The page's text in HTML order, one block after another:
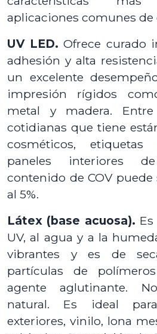
aplicaciones comunes de
UV LED.Ofrece curado
adhesión y alta
un excelente
impresión rígidos
metal y madera.
cotidianas que tiene
cosméticos, etiquetas
paneles interiores
contenido de COV
al 5%.
Látex (base acuosa).
UV, al agua y a la
vibrantes y es de
partículas de
agente aglutinante.
natural. Es ideal
exteriores, vinilo, lona